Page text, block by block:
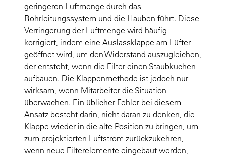
geringeren Luftmenge durch das
Rohrleitungssystem und die Hauben führt. Diese
Verringerung der Luftmenge wird häufig
korrigiert, indem eine Auslassklappe am Lüfter
geöffnet wird, um den Widerstand auszugleichen,
der entsteht, wenn die Filter einen Staubkuchen
aufbauen. Die Klappenmethode ist jedoch nur
wirksam, wenn Mitarbeiter die Situation
überwachen. Ein üblicher Fehler bei diesem
Ansatz besteht darin, nicht daran zu denken, die
Klappe wieder in die alte Position zu bringen, um
zum projektierten Luftstrom zurückzukehren,
wenn neue Filterelemente eingebaut werden,